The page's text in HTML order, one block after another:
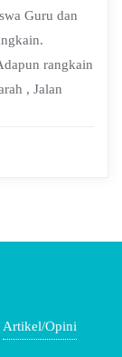
Guru dan
rangkain
, Jalan
Artikel/Opini